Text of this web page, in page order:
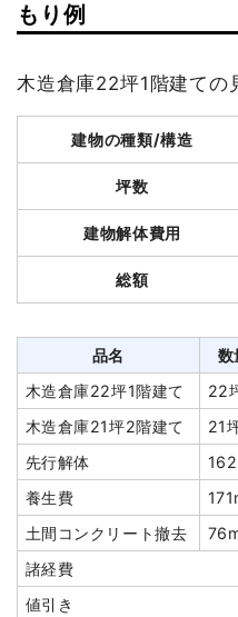
もり例
木造倉庫22坪1階建ての
建物の種類/構造
坪数
建物解体費用
総額
品名 数
木造倉庫22坪1階建て
22
木造倉庫21坪2階建て
21
先行解体
養生費
土間コンクリート撤去
諸経費
値引き